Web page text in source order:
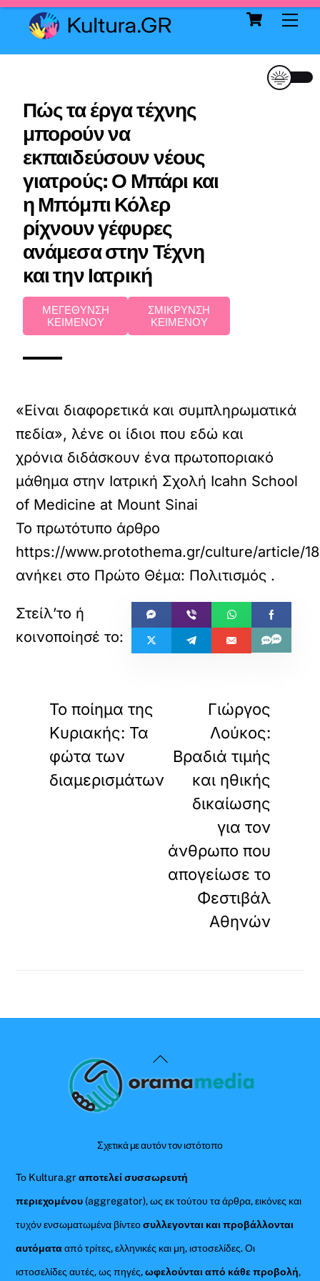
Skip
content
Cart
Πώς τα έργα τέχνης
μπορούν να
εκπαιδεύσουν νέους
γιατρούς: Ο Μπάρι και
η Μπόμπι Κόλερ
ρίχνουν γέφυρες
ανάμεσα στην Τέχνη
και την Ιατρική
ΜΕΓΕΘΥΝΣΗ
ΚΕΙΜΕΝΟΥ
ΣΜΙΚΡΥΝΣΗ
ΚΕΙΜΕΝΟΥ
«Είναι διαφορετικά και συμπληρωματικά
πεδία», λένε οι ίδιοι που εδώ και
χρόνια διδάσκουν ένα πρωτοποριακό
μάθημα στην Ιατρική Σχολή Icahn School
of Medicine at Mount Sinai
Το πρωτότυπο άρθρο
https://www.protothema.gr/culture/article/
ανήκει στο Πρώτο Θέμα: Πολιτισμός .
Το ποίημα της
Κυριακής: Τα
φώτα των
διαμερισμάτων
Γιώργος
Λούκος:
Βραδιά τιμής
και ηθικής
δικαίωσης
για τον
άνθρωπο που
απογείωσε το
Φεστιβάλ
Αθηνών
Back
To
Σχετικά με αυτόν τον ιστότοπο
Το Kultura.grαποτελεί συσσωρευτή
περιεχομένου (aggregator), ως εκ τούτου τα άρθρα, εικόνες και
τυχόν ενσωματωμένα βίντεοσυλλεγονται και προβάλλονται
αυτόματααπό τρίτες, ελληνικές και μη, ιστοσελίδες. Οι
ιστοσελίδες αυτές, ως πηγές,ωφελούνται από κάθε προβολή,